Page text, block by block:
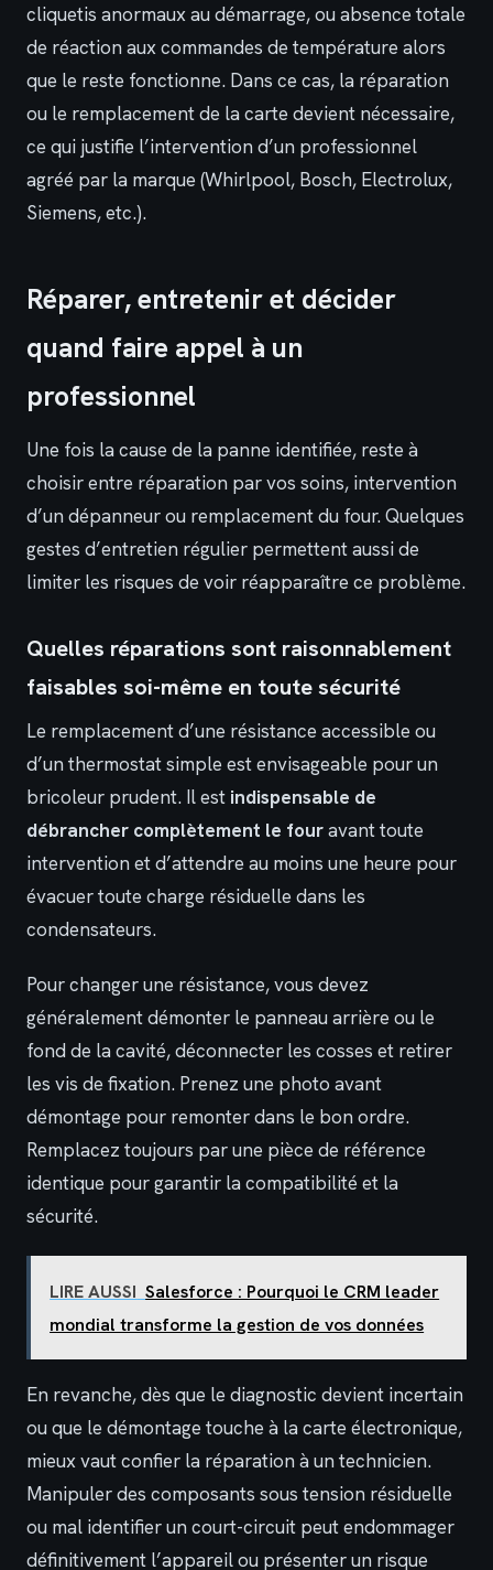
cliquetis anormaux au démarrage, ou absence totale
de réaction aux commandes de température alors
que le reste fonctionne. Dans ce cas, la réparation
ou le remplacement de la carte devient nécessaire,
ce qui justifie l’intervention d’un professionnel
agréé par la marque (Whirlpool, Bosch, Electrolux,
Siemens, etc.).
Réparer, entretenir et décider
quand faire appel à un
professionnel
Une fois la cause de la panne identifiée, reste à
choisir entre réparation par vos soins, intervention
d’un dépanneur ou remplacement du four. Quelques
gestes d’entretien régulier permettent aussi de
limiter les risques de voir réapparaître ce problème.
Quelles réparations sont raisonnablement
faisables soi-même en toute sécurité
Le remplacement d’une résistance accessible ou
d’un thermostat simple est envisageable pour un
bricoleur prudent. Il est indispensable de
débrancher complètement le fouravant toute
intervention et d’attendre au moins une heure pour
évacuer toute charge résiduelle dans les
condensateurs.
Pour changer une résistance, vous devez
généralement démonter le panneau arrière ou le
fond de la cavité, déconnecter les cosses et retirer
les vis de fixation. Prenez une photo avant
démontage pour remonter dans le bon ordre.
Remplacez toujours par une pièce de référence
identique pour garantir la compatibilité et la
sécurité.
LIRE AUSSI Salesforce : Pourquoi le CRM leader
mondial transforme la gestion de vos données
En revanche, dès que le diagnostic devient incertain
ou que le démontage touche à la carte électronique,
mieux vaut confier la réparation à un technicien.
Manipuler des composants sous tension résiduelle
ou mal identifier un court-circuit peut endommager
définitivement l’appareil ou présenter un risque